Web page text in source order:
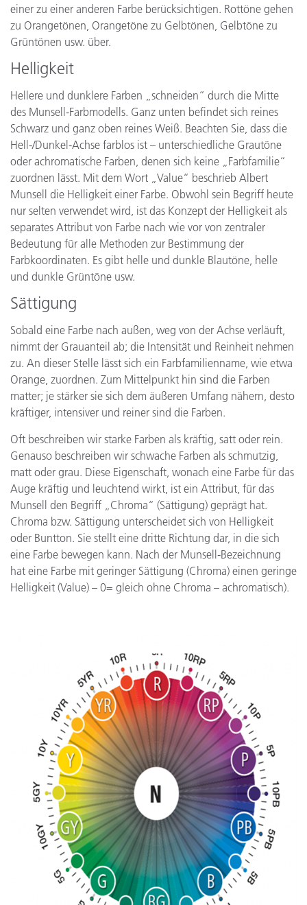
einer zu einer anderen Farbe berücksichtigen. Rottöne gehen
zu Orangetönen, Orangetöne zu Gelbtönen, Gelbtöne zu
Grüntönen usw. über.
Helligkeit
Hellere und dunklere Farben „schneiden“ durch die Mitte
des Munsell-Farbmodells. Ganz unten befindet sich reines
Schwarz und ganz oben reines Weiß. Beachten Sie, dass die
Hell-/Dunkel-Achse farblos ist – unterschiedliche Grautöne
oder achromatische Farben, denen sich keine „Farbfamilie“
zuordnen lässt. Mit dem Wort „Value“ beschrieb Albert
Munsell die Helligkeit einer Farbe. Obwohl sein Begriff heute
nur selten verwendet wird, ist das Konzept der Helligkeit als
separates Attribut von Farbe nach wie vor von zentraler
Bedeutung für alle Methoden zur Bestimmung der
Farbkoordinaten. Es gibt helle und dunkle Blautöne, helle
und dunkle Grüntöne usw.
Sättigung
Sobald eine Farbe nach außen, weg von der Achse verläuft,
nimmt der Grauanteil ab; die Intensität und Reinheit nehmen
zu. An dieser Stelle lässt sich ein Farbfamilienname, wie etwa
Orange, zuordnen. Zum Mittelpunkt hin sind die Farben
matter; je stärker sie sich dem äußeren Umfang nähern, desto
kräftiger, intensiver und reiner sind die Farben.
Oft beschreiben wir starke Farben als kräftig, satt oder rein.
Genauso beschreiben wir schwache Farben als schmutzig,
matt oder grau. Diese Eigenschaft, wonach eine Farbe für das
Auge kräftig und leuchtend wirkt, ist ein Attribut, für das
Munsell den Begriff „Chroma“ (Sättigung) geprägt hat.
Chroma bzw. Sättigung unterscheidet sich von Helligkeit
oder Buntton. Sie stellt eine dritte Richtung dar, in die sich
eine Farbe bewegen kann. Nach der Munsell-Bezeichnung
hat eine Farbe mit geringer Sättigung (Chroma) einen geringe
Helligkeit (Value) – 0= gleich ohne Chroma – achromatisch).